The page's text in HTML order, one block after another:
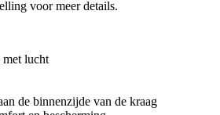
voor meer details.
met lucht
de binnenzijde van de kraag